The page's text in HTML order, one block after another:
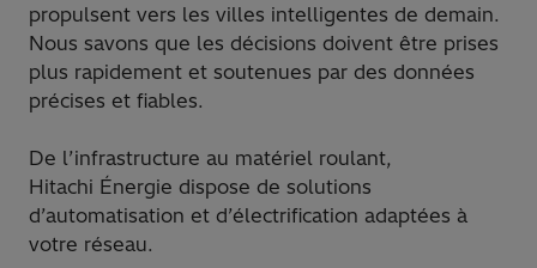
propulsent vers les villes intelligentes de demain.
Nous savons que les décisions doivent être prises
plus rapidement et soutenues par des données
précises et fiables.
De l’infrastructure au matériel roulant,
Hitachi Énergie dispose de solutions
d’automatisation et d’électrification adaptées à
votre réseau.